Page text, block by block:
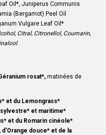
Oil*, Juniperus Communis
(Bergamot) Peel Oil
Vulgare Leaf Oil*
Citral, Citronellol, Coumarin,
rosat*, matinées de
et du Lemongrass*
sylvestre* et maritime*
et du Romarin cinéole*
douce* et de la